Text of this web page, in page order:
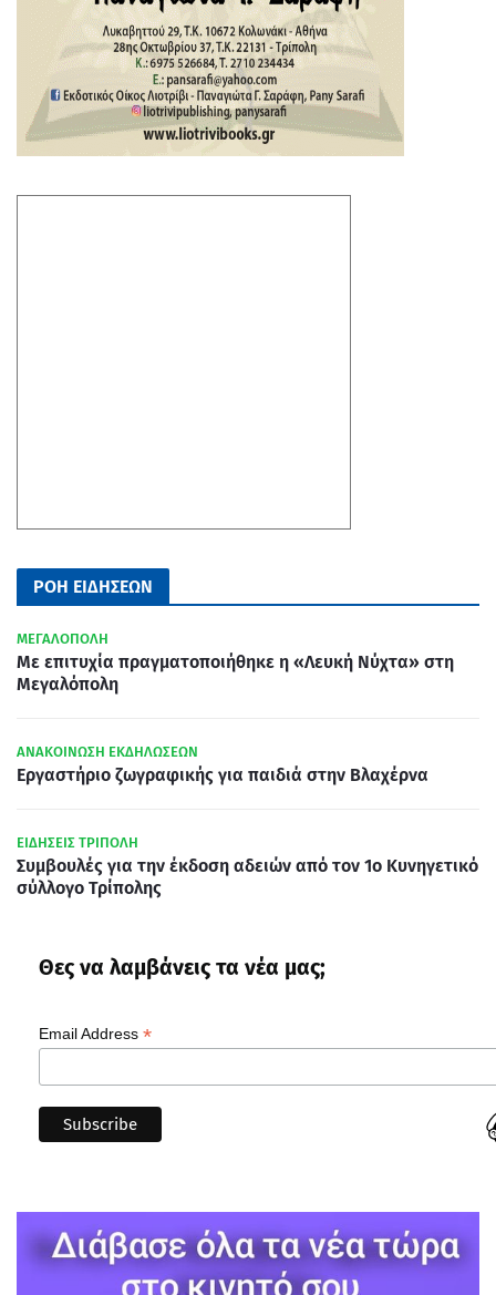
ΡΟΗ ΕΙΔΗΣΕΩΝ
ΜΕΓΑΛΟΠΟΛΗ
Με επιτυχία πραγματοποιήθηκε η «Λευκή Νύχτα» στη
Μεγαλόπολη
ΑΝΑΚΟΙΝΩΣΗ ΕΚΔΗΛΩΣΕΩΝ
Εργαστήριο ζωγραφικής για παιδιά στην Βλαχέρνα
ΕΙΔΗΣΕΙΣ ΤΡΙΠΟΛΗ
Συμβουλές για την έκδοση αδειών από τον 1ο Κυνηγετικό
σύλλογο Τρίπολης
Θες να λαμβάνεις τα νέα μας;
Email Address *